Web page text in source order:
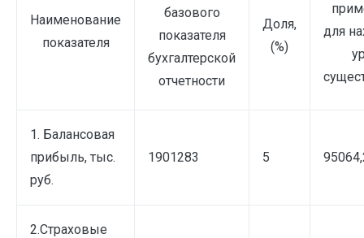
Наименование
показателя
базового
показателя
бухгалтерской
отчетности
Доля,
(%)
для
1. Балансовая
прибыль, тыс.
руб.
1901283 5
2.Страховые